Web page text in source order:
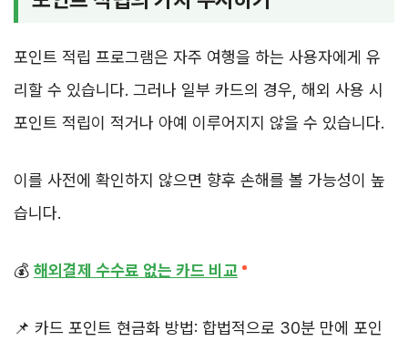
포인트 적립 프로그램은 자주 여행을 하는 사용자에게 유
리할 수 있습니다. 그러나 일부 카드의 경우, 해외 사용 시
포인트 적립이 적거나 아예 이루어지지 않을 수 있습니다.
이를 사전에 확인하지 않으면 향후 손해를 볼 가능성이 높
습니다.
💰 해외결제 수수료 없는 카드 비교
📌 카드 포인트 현금화 방법: 합법적으로 30분 만에 포인